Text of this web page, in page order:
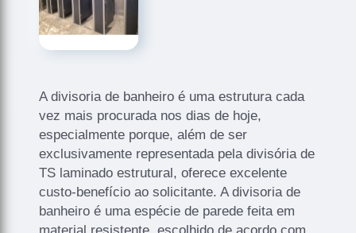
A divisoria de banheiro é uma estrutura cada
vez mais procurada nos dias de hoje,
especialmente porque, além de ser
exclusivamente representada pela divisória de
TS laminado estrutural, oferece excelente
custo-benefício ao solicitante. A divisoria de
banheiro é uma espécie de parede feita em